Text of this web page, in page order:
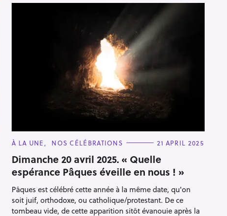
C
T
E
G
O
I
S
À LA UNE NOS CÉLÉBRATIONS 21 APRIL 2025
Dimanche 20 avril 2025. « Quelle
espérance Pâques éveille en nous ! »
Pâques est célébré cette année à la même date, qu'on
soit juif, orthodoxe, ou catholique/protestant. De ce
tombeau vide, de cette apparition sitôt évanouie après la